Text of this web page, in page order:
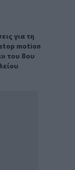
ταινία stop
για τη
για τη
stop motion
του 8ου